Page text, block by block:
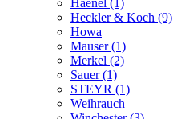
Heckler & Koch (9)
Howa
Mauser (1)
Merkel (2)
Sauer (1)
STEYR (1)
Weihrauch